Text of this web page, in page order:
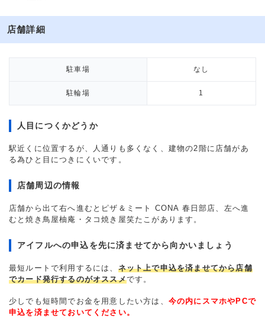
店舗詳細
駐車場 なし
駐輪場 1
人目につくかどうか
駅近くに位置するが、人通りも多くなく、建物の2階に店舗があ
る為ひと目につきにくいです。
店舗周辺の情報
店舗から出て右へ進むとピザ＆ミート CONA 春日部店、左へ進
むと焼き鳥屋柚庵・タコ焼き屋笑たこがあります。
アイフルへの申込を先に済ませてから向かいましょう
最短ルートで利用するには、 ネット上で申込を済ませてから店舗
でカード発行するのがオススメです。
少しでも短時間でお金を用意したい方は、 今の内にスマホやPCで
申込を済ませておいてください。